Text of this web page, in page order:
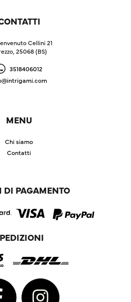
Cellini 21
25068 (BS)
3518406012
MENU
Chi siamo
Contatti
DI PAGAMENTO